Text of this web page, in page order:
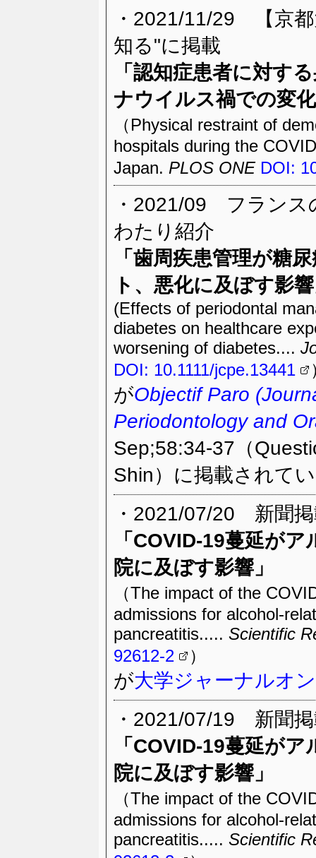
・2021/11/29 【京
知る"に掲載
「 認知症患者に対す
ナウイルス禍での変
（Physical restraint of
hospitals during the
Japan. PLOS ONE DOI:
・2021/09 フランス
わたり紹介
「歯周疾患管理が糖
ト、悪化に及ぼす影
(Effects of periodontal
diabetes on healthcare
worsening of diabetes....
DOI: 10.1111/jcpe.13441
がObjectif Paro
Periodontology and
Sep;58:34-37（
Shin）に掲載されて
・2021/07/20 新聞
「COVID-19蔓延が
院に及ぼす影響」
（The impact of the
admissions for alcohol-
pancreatitis..... Scientific
92612-2
）
が大学ジャーナルオ
・2021/07/19 新聞
「COVID-19蔓延が
院に及ぼす影響」
（The impact of the
admissions for alcohol-
pancreatitis..... Scientific